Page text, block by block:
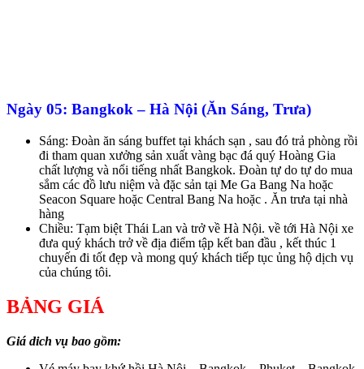
Ngày 05: Bangkok – Hà Nội (Ăn Sáng, Trưa)
Sáng: Đoàn ăn sáng buffet tại khách sạn , sau đó trả phòng rồi
đi tham quan xưởng sản xuất vàng bạc đá quý Hoàng Gia
chất lượng và nổi tiếng nhất Bangkok. Đoàn tự do tự do mua
sắm các đồ lưu niệm và đặc sản tại Me Ga Bang Na hoặc
Seacon Square hoặc Central Bang Na hoặc . Ăn trưa tại nhà
hàng
Chiều: Tạm biệt Thái Lan và trở về Hà Nội. về tới Hà Nội xe
đưa quý khách trở về địa điểm tập kết ban đầu , kết thúc 1
chuyến đi tốt đẹp và mong quý khách tiếp tục ủng hộ dịch vụ
của chúng tôi.
BẢNG GIÁ
Giá dich vụ bao gồm: